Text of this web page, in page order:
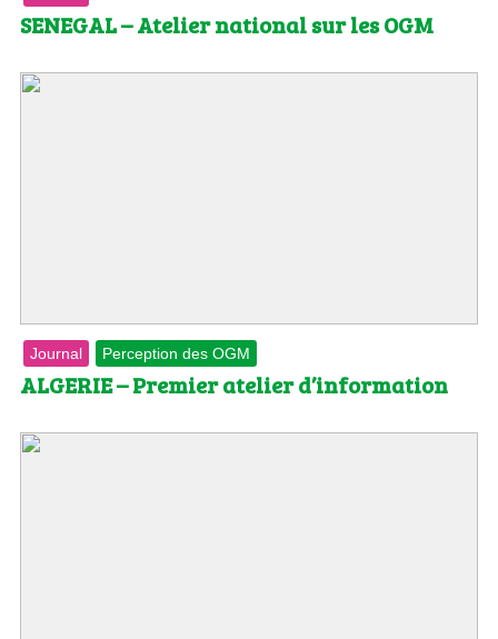
SENEGAL – Atelier national sur les OGM
Journal Perception des OGM
ALGERIE – Premier atelier d’information